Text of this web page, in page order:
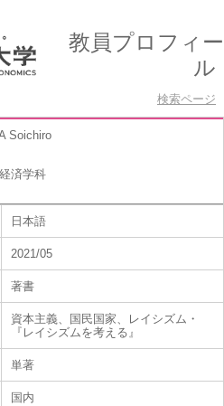
教員プロフィー
ル
検索ページ
Soichiro
済学科
日本語
2021/05
著書
資本主義、国民国家、レイシズム・
『レイシズムを考える』
単著
国内